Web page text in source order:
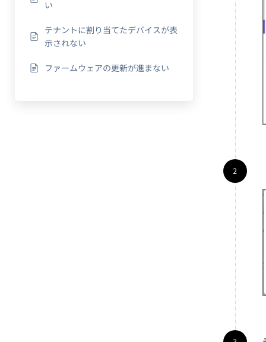
い
テナントに割り当てたデバイスが表
示されない
ファームウェアの更新が進まない